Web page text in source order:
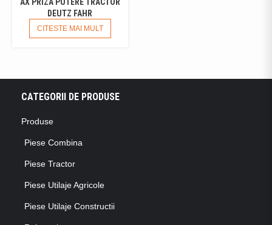
DEUTZ FAHR
CITESTE MAI MULT
CATEGORII DE PRODUSE
Produse
Piese Combina
Piese Tractor
Piese Utilaje Agricole
Piese Utilaje Constructii